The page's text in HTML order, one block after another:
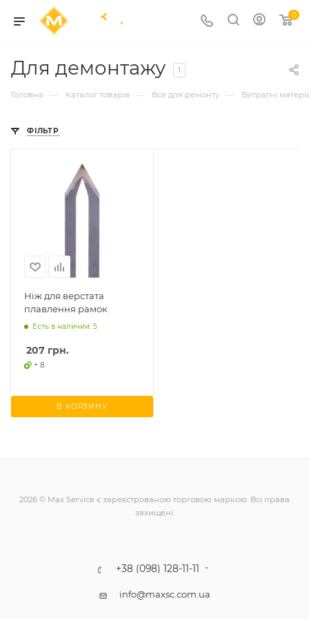
0
Для демонтажу 1
Головна — Каталог товарів — Все для ремонту — Витратні
ФІЛЬТР
Ніж для верстата
плавлення рамок
Есть в наличии: 5
207 грн.
+ 8
В КОРЗИНУ
2026 © Max Service є зареєстрованою торговою маркою. Всі права
захищені.
+38 (098) 128-11-11
info@maxsc.com.ua